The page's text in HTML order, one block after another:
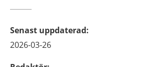
Senast uppdaterad:
2026-03-26